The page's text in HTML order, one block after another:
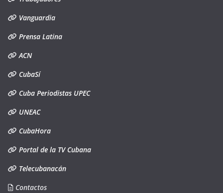
Vanguardia
Prensa Latina
ACN
CubaSí
Cuba Periodistas UPEC
UNEAC
CubaHora
Portal de la TV Cubana
Telecubanacán
Contactos